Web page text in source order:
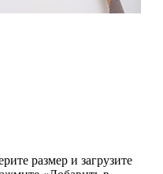
размер и загрузите